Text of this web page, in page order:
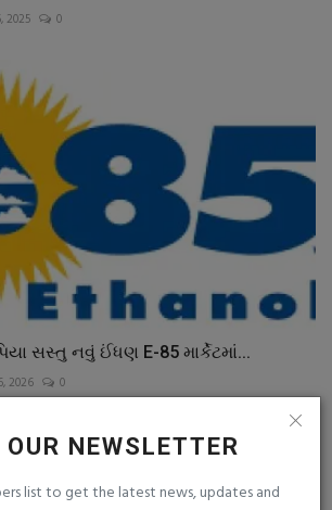
NEWSLETTER
list to get the latest news, updates and
2025 0
સસ્તુ નવું ઈંધણ E-85 માર્કેટમાં...
2026 0
COMMENTS